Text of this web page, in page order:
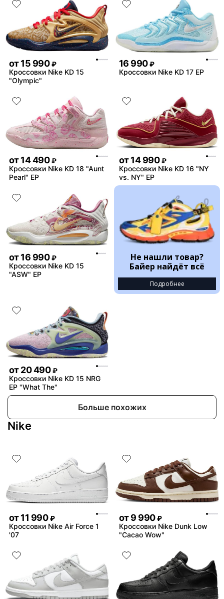
от15 990 ₽
Кроссовки Nike KD 15
"Olympic"
16 990 ₽
Кроссовки Nike KD 17 EP
от14 490 ₽
Кроссовки Nike KD 18 "Aunt
Pearl" EP
от14 990 ₽
Кроссовки Nike KD 16 "NY
vs. NY" EP
от16 990 ₽
Кроссовки Nike KD 15
"ASW" EP
Не нашли товар?
Байер найдёт всё
Подробнее
от20 490 ₽
Кроссовки Nike KD 15 NRG
EP "What The"
Больше похожих
Nike
от11 990 ₽
Кроссовки Nike Air Force 1
'07
от9 990 ₽
Кроссовки Nike Dunk Low
"Cacao Wow"